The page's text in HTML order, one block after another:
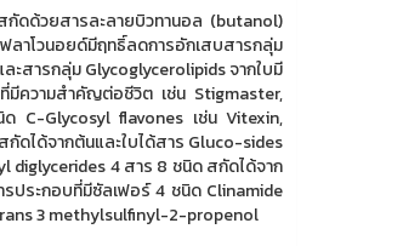
ดด้วยสารละลายบิวทานอล (butanol)
โวนอยด์มีฤทธิ์ลดการอักเสบสารกลุ่ม
สารกลุ่ม Glycoglycerolipids จากใบมี
มีความสำคัญต่อชีวิต เช่น Stigmaster,
C-Glycosyl flavones เช่น Vitexin,
ได้จากต้นและใบได้สาร Gluco-sides
diglycerides 4 สาร 8 ชนิด สกัดได้จาก
ระกอบที่มีซัลเฟอร์ 4 ชนิด Clinamide
3 methylsulfinyl-2-propenol